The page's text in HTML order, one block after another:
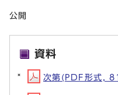
公開
資料
次第(PDF形式,